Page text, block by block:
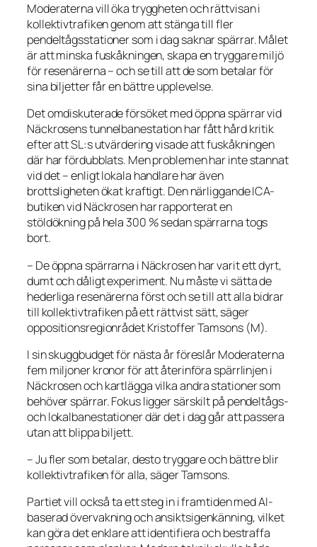
Moderaterna vill öka tryggheten och rättvisan i
kollektivtrafiken genom att stänga till fler
pendeltågsstationer som i dag saknar spärrar. Målet
är att minska fuskåkningen, skapa en tryggare miljö
för resenärerna – och se till att de som betalar för
sina biljetter får en bättre upplevelse.
Det omdiskuterade försöket med öppna spärrar vid
Näckrosens tunnelbanestation har fått hård kritik
efter att SL:s utvärdering visade att fuskåkningen
där har fördubblats. Men problemen har inte stannat
vid det – enligt lokala handlare har även
brottsligheten ökat kraftigt. Den närliggande ICA-
butiken vid Näckrosen har rapporterat en
stöldökning på hela 300 % sedan spärrarna togs
bort.
– De öppna spärrarna i Näckrosen har varit ett dyrt,
dumt och dåligt experiment. Nu måste vi sätta de
hederliga resenärerna först och se till att alla bidrar
till kollektivtrafiken på ett rättvist sätt, säger
oppositionsregionrådet Kristoffer Tamsons (M).
I sin skuggbudget för nästa år föreslår Moderaterna
fem miljoner kronor för att återinföra spärrlinjen i
Näckrosen och kartlägga vilka andra stationer som
behöver spärrar. Fokus ligger särskilt på pendeltågs-
och lokalbanestationer där det i dag går att passera
utan att blippa biljett.
– Ju fler som betalar, desto tryggare och bättre blir
kollektivtrafiken för alla, säger Tamsons.
Partiet vill också ta ett steg in i framtiden med AI-
baserad övervakning och ansiktsigenkänning, vilket
kan göra det enklare att identifiera och bestraffa